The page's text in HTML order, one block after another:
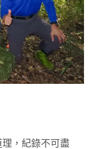
，紀錄不可盡